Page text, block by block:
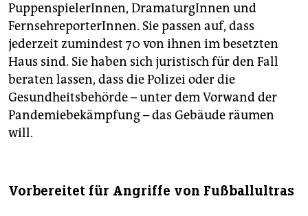
PuppenspielerInnen, DramaturgInnen und
FernsehreporterInnen. Sie passen auf, dass
jederzeit zumindest 70 von ihnen im besetzten
Haus sind. Sie haben sich juristisch für den Fall
beraten lassen, dass die Polizei oder die
Gesundheitsbehörde – unter dem Vorwand der
Pandemiebekämpfung – das Gebäude räumen
will.
Vorbereitet für Angriffe von Fußballultras